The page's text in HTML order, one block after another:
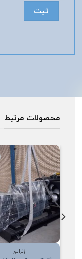
محصولات مرتبط
ژنراتور